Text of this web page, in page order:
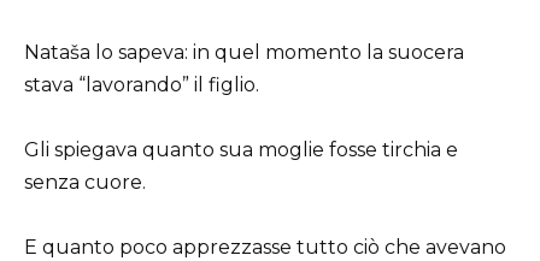
Nataša lo sapeva: in quel momento la suocera
stava “lavorando” il figlio.
Gli spiegava quanto sua moglie fosse tirchia e
senza cuore.
E quanto poco apprezzasse tutto ciò che avevano